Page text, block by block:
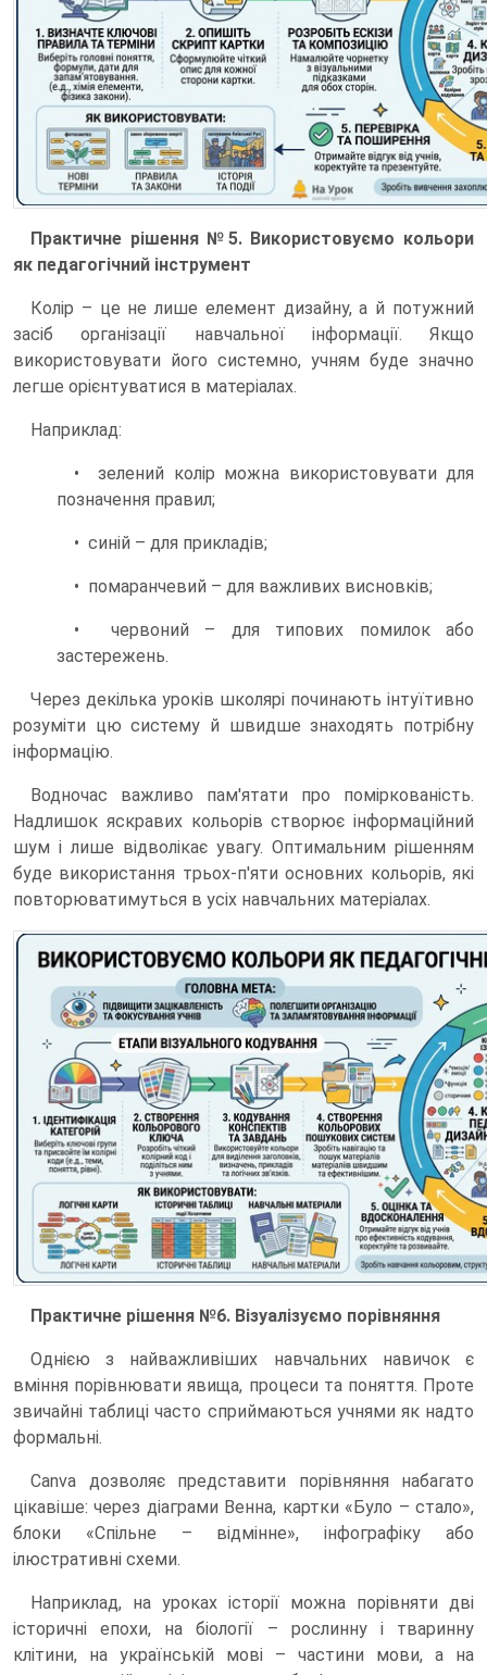
Практичне рішення №5. Використовуємо кольори
як педагогічний інструмент
Колір – це не лише елемент дизайну, а й потужний
засіб організації навчальної інформації. Якщо
використовувати його системно, учням буде значно
легше орієнтуватися в матеріалах.
Наприклад:
• зелений колір можна використовувати для
позначення правил;
• синій – для прикладів;
• помаранчевий – для важливих висновків;
• червоний – для типових помилок або
застережень.
Через декілька уроків школярі починають інтуїтивно
розуміти цю систему й швидше знаходять потрібну
інформацію.
Водночас важливо пам'ятати про поміркованість.
Надлишок яскравих кольорів створює інформаційний
шум і лише відволікає увагу. Оптимальним рішенням
буде використання трьох-п'яти основних кольорів, які
повторюватимуться в усіх навчальних матеріалах.
Практичне рішення №6. Візуалізуємо порівняння
Однією з найважливіших навчальних навичок є
вміння порівнювати явища, процеси та поняття. Проте
звичайні таблиці часто сприймаються учнями як надто
формальні.
Canva дозволяє представити порівняння набагато
цікавіше: через діаграми Венна, картки «Було – стало»,
блоки «Спільне – відмінне», інфографіку або
ілюстративні схеми.
Наприклад, на уроках історії можна порівняти дві
історичні епохи, на біології – рослинну і тваринну
клітини, на українській мові – частини мови, а на